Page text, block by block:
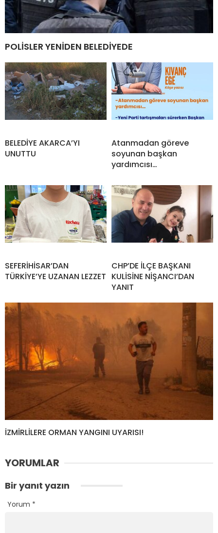
POLİSLER YENİDEN BELEDİYEDE
BELEDİYE AKARCA’YI
UNUTTU
Atanmadan göreve
soyunan başkan
yardımcısı…
SEFERİHİSAR’DAN
TÜRKİYE’YE UZANAN LEZZET
CHP’DE İLÇE BAŞKANI
KULİSİNE NİŞANCI’DAN
YANIT
İZMİRLİLERE ORMAN YANGINI UYARISI!
YORUMLAR
Bir yanıt yazın
Yorum *